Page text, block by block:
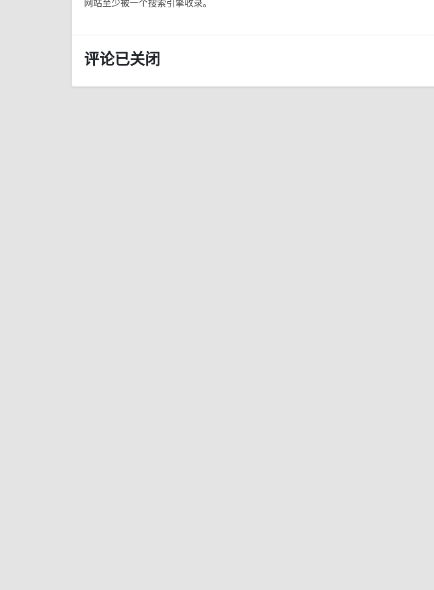
网站至少被一个搜索引擎收录。
评论已关闭